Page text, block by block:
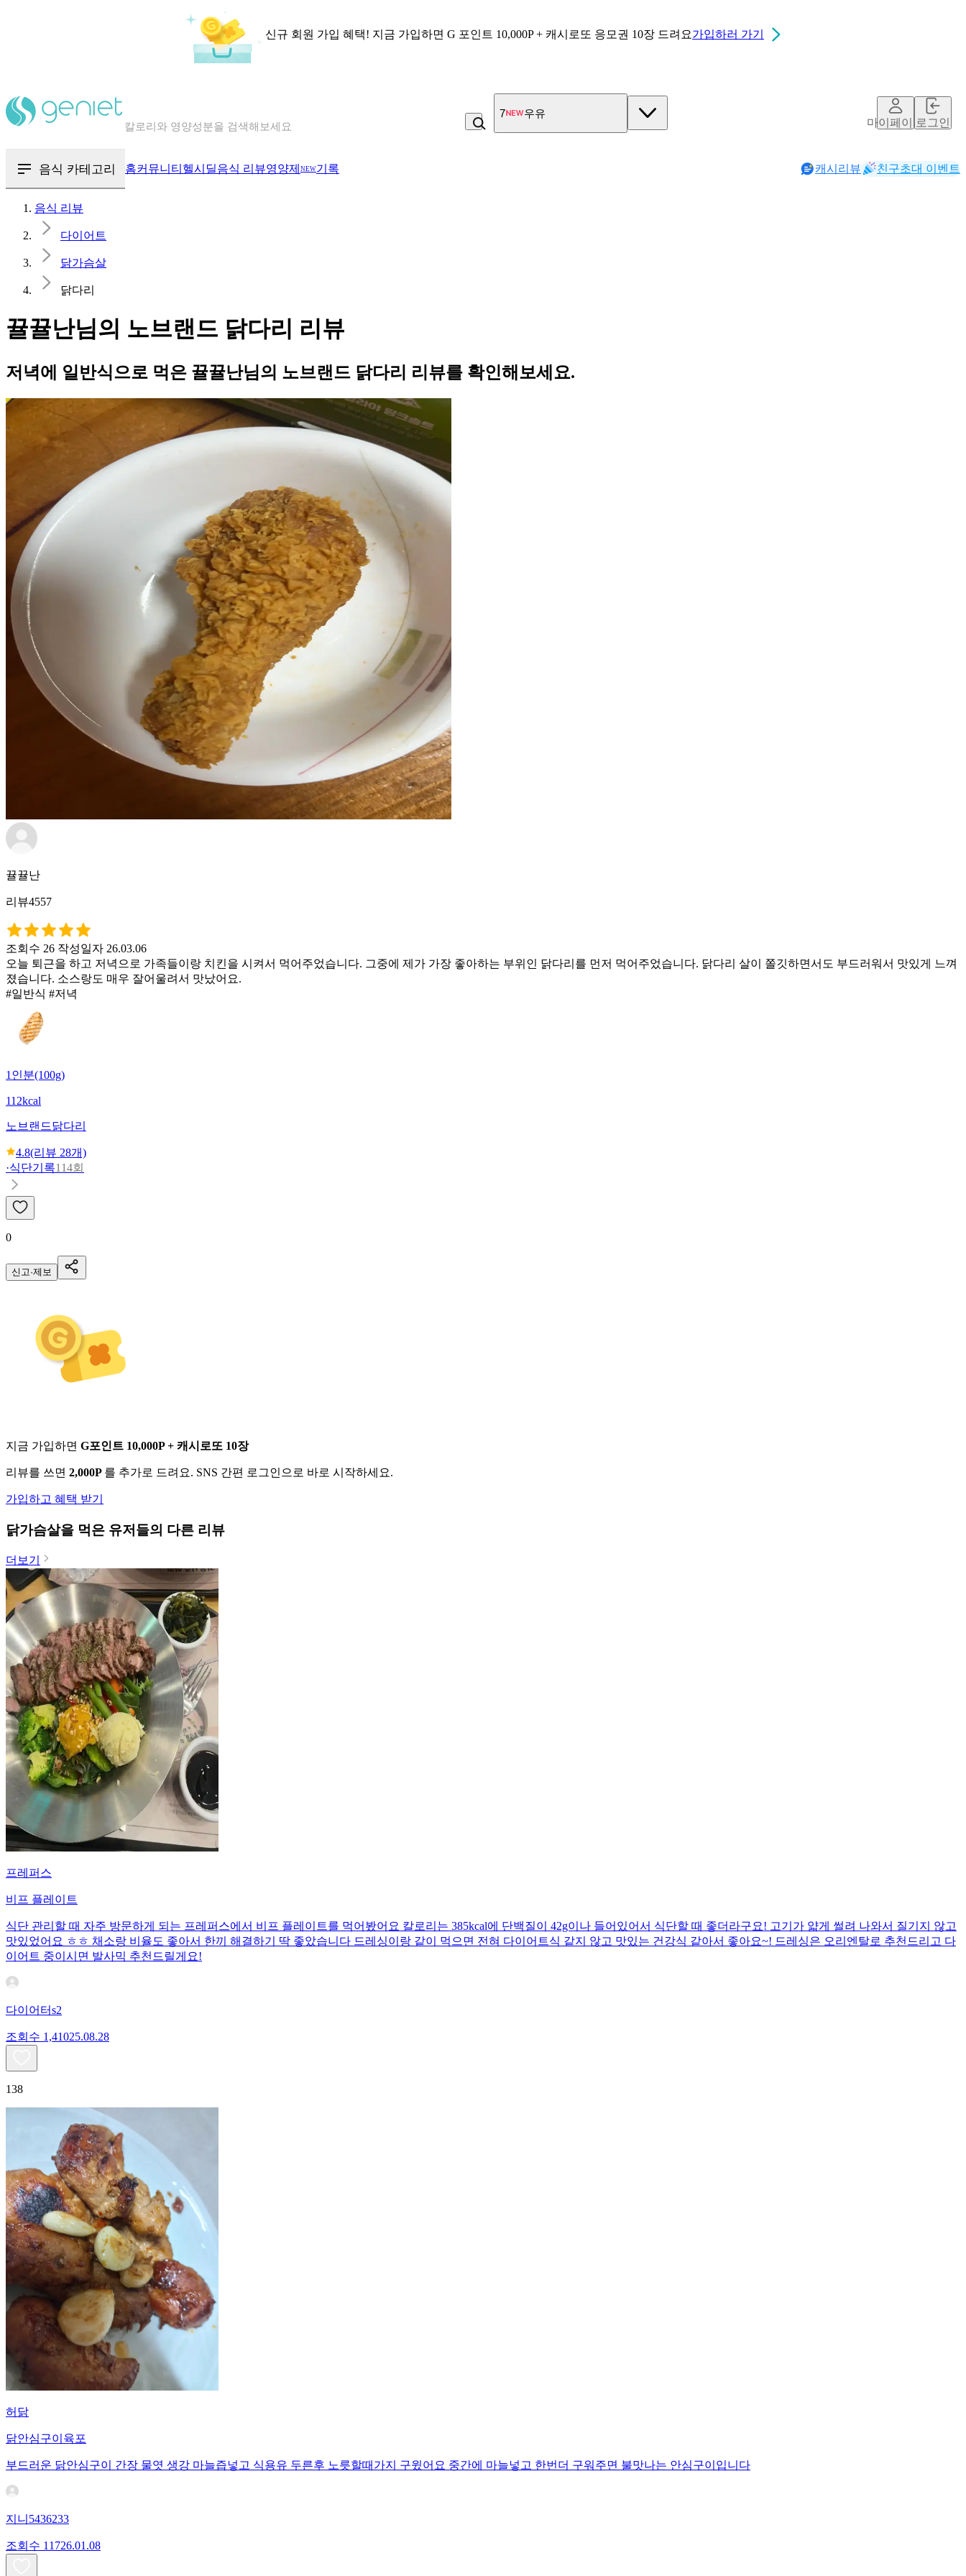
신규 회원 가입 혜택! 지금 가입하면 G 포인트 10,000P + 캐시로또 응모권 10장 드려요가입하러 가기
혈당 · 다이어트 음식 검색해보세요
7 우유
마이페이지로그인
음식 카테고리 홈커뮤니티 헬시딜음식 리뷰영양제 NEW기록 캐시리뷰 친구초대 이벤트
음식 리뷰
다이어트
닭가슴살
닭다리
뀰뀰난님의 노브랜드 닭다리 리뷰
저녁에 일반식으로 먹은 뀰뀰난님의 노브랜드 닭다리 리뷰를 확인해보세요.
뀰뀰난
리뷰4557
조회수 26 작성일자 26.03.06
오늘 퇴근을 하고 저녁으로 가족들이랑 치킨을 시켜서 먹어주었습니다. 그중에 제가 가장 좋아하는 부위인 닭다리를 먼저 먹어주었습니다. 닭다리 살이 쫄깃하면서도 부드러워서 맛있게 느껴
졌습니다. 소스랑도 매우 잘어울려서 맛났어요.
#일반식 #저녁
1인분(100g)
112kcal
노브랜드닭다리
4.8(리뷰 28개)
·식단기록114회
0
신고·제보
지금 가입하면 G포인트 10,000P + 캐시로또 10장
리뷰를 쓰면 2,000P 를 추가로 드려요. SNS 간편 로그인으로 바로 시작하세요.
가입하고 혜택 받기
닭가슴살을 먹은 유저들의 다른 리뷰
더보기
프레퍼스
비프 플레이트
식단 관리할 때 자주 방문하게 되는 프레퍼스에서 비프 플레이트를 먹어봤어요 칼로리는 385kcal에 단백질이 42g이나 들어있어서 식단할 때 좋더라구요! 고기가 얇게 썰려 나와서 질기지 않고
맛있었어요 ㅎㅎ 채소랑 비율도 좋아서 한끼 해결하기 딱 좋았습니다 드레싱이랑 같이 먹으면 전혀 다이어트식 같지 않고 맛있는 건강식 같아서 좋아요~! 드레싱은 오리엔탈로 추천드리고 다
이어트 중이시면 발사믹 추천드릴게요!
다이어터s2
조회수 1,41025.08.28
138
허닭
닭안심구이육포
부드러운 닭안심구이 간장 물엿 생강 마늘즙넣고 식용유 두른후 노릇할때가지 구윘어요 중간에 마늘넣고 한번더 구워주면 불맛나는 안심구이입니다
지니5436233
조회수 11726.01.08